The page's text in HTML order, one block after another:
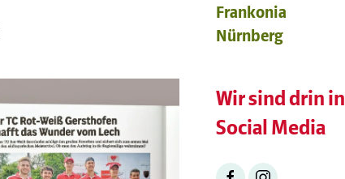
Frankonia
Nürnberg
Wir sind drin in
Social Media